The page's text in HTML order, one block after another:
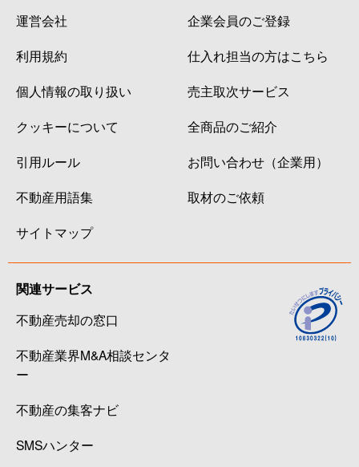
運営会社
利用規約
個人情報の取り扱い
クッキーについて
引用ルール
不動産用語集
サイトマップ
企業会員のご登録
仕入れ担当の方はこちら
売主取次サービス
全商品のご紹介
お問い合わせ（企業用）
取材のご依頼
関連サービス
不動産売却の窓口
不動産業界M&A相談センタ
ー
不動産の集客ナビ
SMSハンター